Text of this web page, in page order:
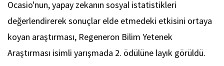
Ocasio'nun, yapay zekanın sosyal istatistikleri
değerlendirerek sonuçlar elde etmedeki etkisini ortaya
koyan araştırması, Regeneron Bilim Yetenek
Araştırması isimli yarışmada 2. ödülüne layık görüldü.